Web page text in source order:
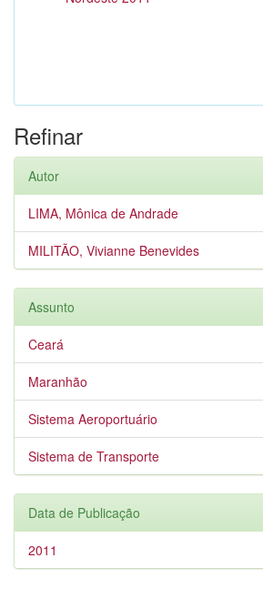
Refinar
Autor
LIMA, Mônica de Andrade
MILITÃO, Vivianne Benevides
Assunto
Ceará
Maranhão
Sistema Aeroportuário
Sistema de Transporte
Data de Publicação
2011